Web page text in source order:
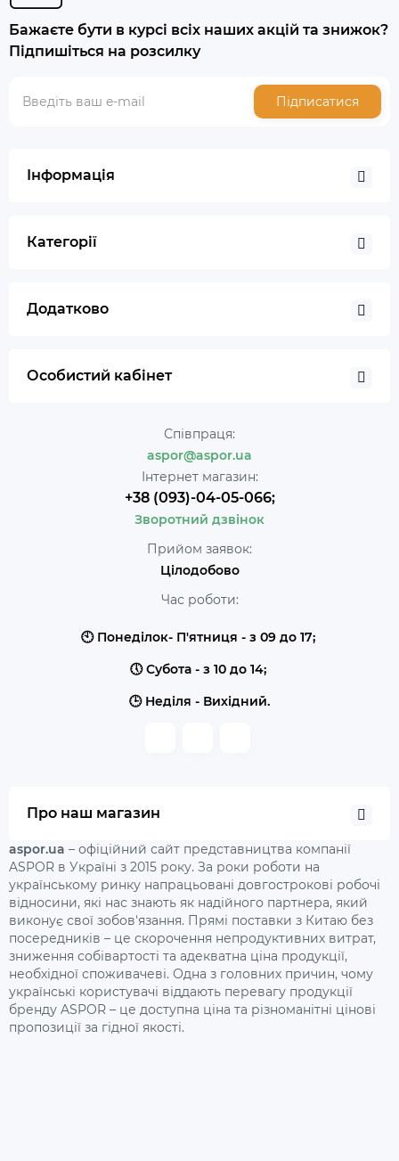
Бажаєте бути в курсі всіх наших акцій та знижок?
Підпишіться на розсилку
Підписатися
Інформація
Категорії
Додатково
Особистий кабінет
Співпраця:
aspor@aspor.ua
Інтернет магазин:
+38 (093)-04-05-066;
Зворотний дзвінок
Прийом заявок:
Цілодобово
Час роботи:
🕙 Понеділок- П'ятниця - з 09 до 17;
🕔 Субота - з 10 до 14;
🕒 Неділя - Вихідний.
Про наш магазин
aspor.ua – офіційний сайт представництва компанії
ASPOR в Україні з 2015 року. За роки роботи на
українському ринку напрацьовані довгострокові робочі
відносини, які нас знають як надійного партнера, який
виконує свої зобов'язання. Прямі поставки з Китаю без
посередників – це скорочення непродуктивних витрат,
зниження собівартості та адекватна ціна продукції,
необхідної споживачеві. Одна з головних причин, чому
українські користувачі віддають перевагу продукції
бренду ASPOR – це доступна ціна та різноманітні цінові
пропозиції за гідної якості.